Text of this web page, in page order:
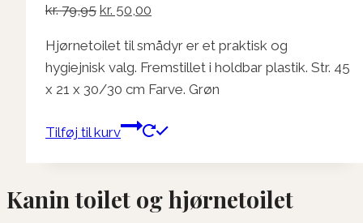
kr.79,95 Den
pris
var:
kr. 79,95.
kr. 50,00
pris
er:
kr. 50,00.
Hjørnetoilet til smådyr er et praktisk og
hygiejnisk valg. Fremstillet i holdbar plastik. Str. 45
x 21 x 30/30 cm Farve. Grøn
Tilføj til kurv
Kanin toilet og hjørnetoilet